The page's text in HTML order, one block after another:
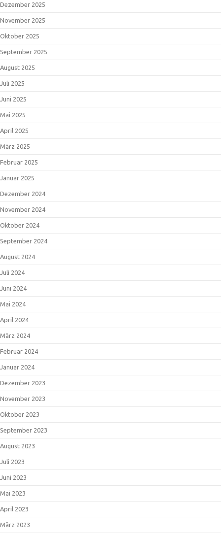
Dezember 2025
November 2025
Oktober 2025
September 2025
August 2025
Juli 2025
Juni 2025
Mai 2025
April 2025
März 2025
Februar 2025
Januar 2025
Dezember 2024
November 2024
Oktober 2024
September 2024
August 2024
Juli 2024
Juni 2024
Mai 2024
April 2024
März 2024
Februar 2024
Januar 2024
Dezember 2023
November 2023
Oktober 2023
September 2023
August 2023
Juli 2023
Juni 2023
Mai 2023
April 2023
März 2023